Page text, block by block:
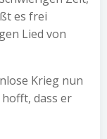
es frei
Lied von
Krieg nun
dass er